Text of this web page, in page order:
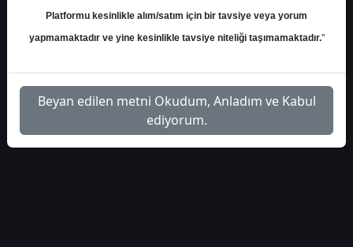
Platformu kesinlikle alım/satım için bir tavsiye veya yorum
yapmamaktadır ve yine kesinlikle tavsiye niteliği taşımamaktadır."
Beyan edilen metni Okudum, Anladım ve Kabul
ediyorum.